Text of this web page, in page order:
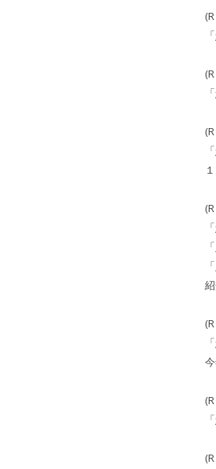
「
「
「
「
「
「
「
「